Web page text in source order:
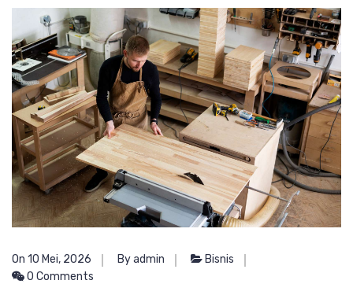
On 10 Mei, 2026 By admin
Bisnis
0 Comments